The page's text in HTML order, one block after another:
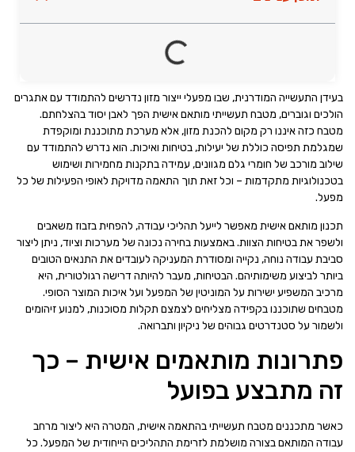
בעידן התעשייה המודרנית, שבו מפעלי ייצור מזון נדרשים להתמודד עם אתגרים
הולכים וגוברים, מטבח תעשייתי מותאם אישית הפך לאבן יסוד בהצלחתם.
מטבח כזה איננו רק מקום להכנת מזון, אלא מערכת מתוכננת ומוקפדת
שמגלמת תפיסה כוללת של יעילות, בטיחות ואיכות. הוא נדרש להתמודד עם
שילוב מורכב של חומרי גלם מגוונים, עמידה בתקנות מחמירות ושימוש
בטכנולוגיות מתקדמות – וכל זאת תוך התאמה מדויקת לאופי הפעילות של כל
מפעל.
תכנון מותאם אישית מאפשר לייעל תהליכי עבודה, להפחית בזבוז משאבים
ולשפר את בטיחות הצוות. באמצעות בחירה נכונה של מערכות וציוד, ניתן ליצור
סביבת עבודה נוחה, נקייה ומסודרת המעניקה לעובדים את התנאים הטובים
ביותר לביצוע משימותיהם. הבטיחות, מעבר להיותה דרישה רגולטורית, היא
מרכיב המשפיע ישירות על המוניטין של המפעל ועל איכות המוצר הסופי.
מטבחים שתוכננו בקפידה מצליחים לצמצם תקלות מסוכנות, למנוע זיהומים
ולשמור על סטנדרטים גבוהים של ניקיון ותברואה.
פתרונות מותאמים אישית – כך
זה מתבצע בפועל
כאשר מתכננים מטבח תעשייתי בהתאמה אישית, המטרה היא ליצור מרחב
עבודה המותאם בצורה מושלמת לזרימת התהליכים הייחודית של המפעל. כל